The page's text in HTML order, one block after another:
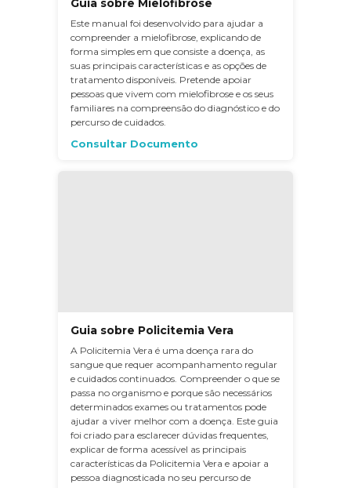
Guia sobre Mielofibrose
Este manual foi desenvolvido para ajudar a
compreender a mielofibrose, explicando de
forma simples em que consiste a doença, as
suas principais características e as opções de
tratamento disponíveis. Pretende apoiar
pessoas que vivem com mielofibrose e os seus
familiares na compreensão do diagnóstico e do
percurso de cuidados.
Consultar Documento
Guia sobre Policitemia Vera
A Policitemia Vera é uma doença rara do
sangue que requer acompanhamento regular
e cuidados continuados. Compreender o que se
passa no organismo e porque são necessários
determinados exames ou tratamentos pode
ajudar a viver melhor com a doença. Este guia
foi criado para esclarecer dúvidas frequentes,
explicar de forma acessível as principais
características da Policitemia Vera e apoiar a
pessoa diagnosticada no seu percurso de